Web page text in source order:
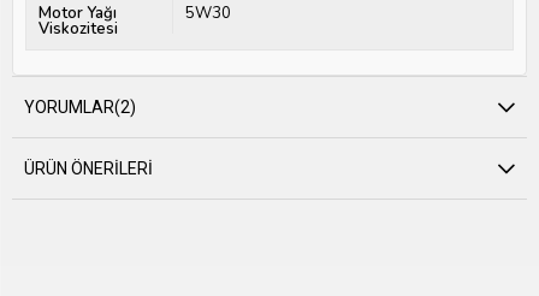
Motor Yağı
Viskozitesi
5W30
YORUMLAR(2)
ÜRÜN ÖNERILERI